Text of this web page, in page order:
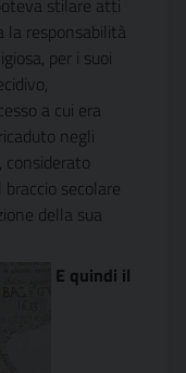
stilare atti
la responsabilità
per i suoi
a cui era
negli
considerato
secolare
della sua
E quindi il